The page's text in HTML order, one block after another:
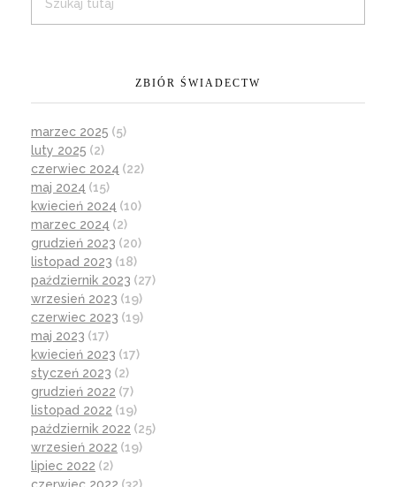
ZBIÓR ŚWIADECTW
marzec 2025 (5)
luty 2025 (2)
czerwiec 2024 (22)
maj 2024 (15)
kwiecień 2024 (10)
marzec 2024 (2)
grudzień 2023 (20)
listopad 2023 (18)
październik 2023 (27)
wrzesień 2023 (19)
czerwiec 2023 (19)
maj 2023 (17)
kwiecień 2023 (17)
styczeń 2023 (2)
grudzień 2022 (7)
listopad 2022 (19)
październik 2022 (25)
wrzesień 2022 (19)
lipiec 2022 (2)